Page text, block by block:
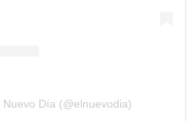
Día (@elnuevodia)